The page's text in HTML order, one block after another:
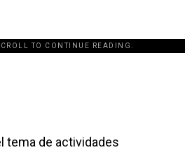
TO CONTINUE READING.
id="243463"]
tema de actividades